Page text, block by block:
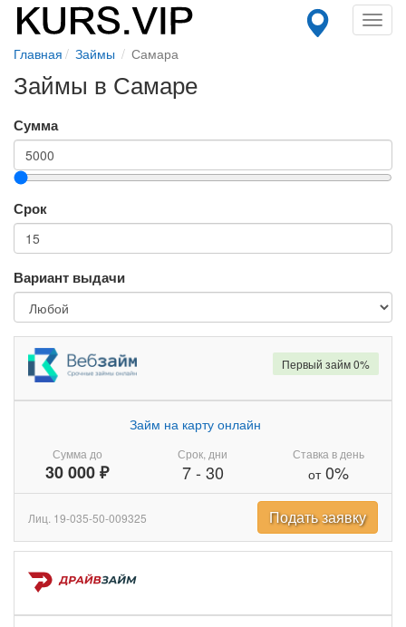
Главная Займы Самара
Займы в Самаре
Сумма
Срок
Вариант выдачи
Сумма до
30 000 ₽
Займ на карту онлайн
Срок, дни
7- 30
Ставка в день
от0%
Первый займ 0%
Лиц. 19-035-50-009325 Подать заявку